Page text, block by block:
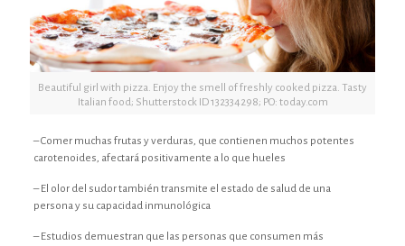
Beautiful girl with pizza. Enjoy the smell of freshly cooked pizza. Tasty
Italian food; Shutterstock ID 132334298; PO: today.com
– Comer muchas frutas y verduras, que contienen muchos potentes
carotenoides, afectará positivamente a lo que hueles
– El olor del sudor también transmite el estado de salud de una
persona y su capacidad inmunológica
– Estudios demuestran que las personas que consumen más